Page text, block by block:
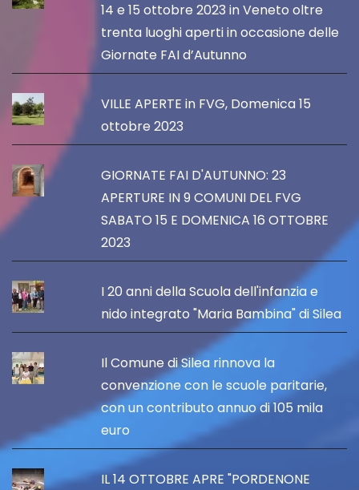
14 e 15 ottobre 2023 in Veneto oltre
trenta luoghi aperti in occasione delle
Giornate FAI d’Autunno
VILLE APERTE in FVG, Domenica 15
ottobre 2023
GIORNATE FAI D'AUTUNNO: 23
APERTURE IN 9 COMUNI DEL FVG
SABATO 15 E DOMENICA 16 OTTOBRE
2023
I 20 anni della Scuola dell'infanzia e
nido integrato "Maria Bambina" di Silea
Il Comune di Silea rinnova la
convenzione con le scuole paritarie,
con un contributo annuo di 105 mila
euro
IL 14 OTTOBRE APRE "PORDENONE